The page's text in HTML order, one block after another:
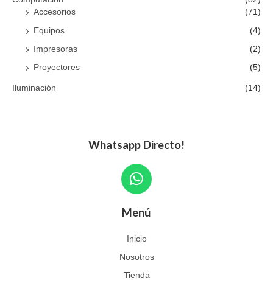
Accesorios
(71)
Equipos (4)
Impresoras (2)
Proyectores (5)
Iluminación (14)
Whatsapp Directo!
W
h
t
s
a
p
p
Menú
Inicio
Nosotros
Tienda